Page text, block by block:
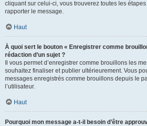
cliquant sur celui-ci, vous trouverez toutes les
rapporter le message.
Haut
À quoi sert le bouton « Enregistrer comme
rédaction d’un sujet ?
Il vous permet d’enregistrer comme brouillons les
souhaitez finaliser et publier ultérieurement. Vous
messages enregistrés comme brouillons depuis le
l’utilisateur.
Haut
Pourquoi mon message a-t-il besoin d’être